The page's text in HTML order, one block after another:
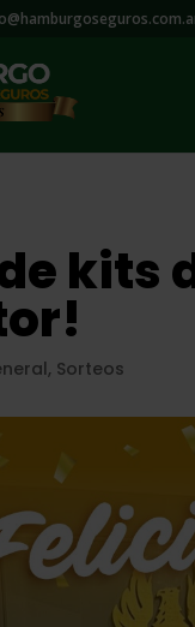
kits
, Sorteos